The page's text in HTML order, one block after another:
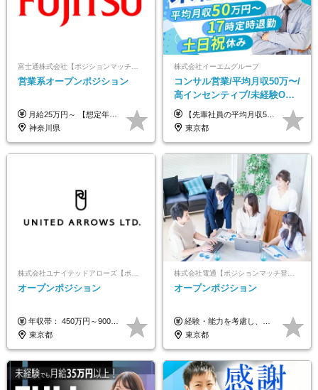
営業系オープンポジション
月給25万円～ 【想定年収】 400万円～1000万円（残業代及び諸手当込） ※ご経験、前年収、ご年齢に応じて決定します。
神奈川県
株式会社イーエムグループ
コンサル営業/平均月収50万〜/
高インセンティブ/未経験OK/
残業なし/4,50代も活躍/ブラン
ク可/面接1回
【先輩社員の平均月収50万円】 月給30万円以上+インセンティブ+その他手当 ※経験・スキルを考慮の上で給与を決定します ※上記には5万円（月20時間分）のみなし残業代と一律手当（営業手当4万円、能力評価手当4万円）を含みます ※上記を超える残業代は別途全額支給します ※試用期間：3ヶ月あり（試用期間中の待遇に差異なし）
東京都
オープンポジション
年収帯： 450万円～900万円 ※経験・スキルを考慮の上、決定します。
東京都
オープンポジション
経験・能力を考慮し、当社規定により決定します。 ▼参考情報 ------------ 年収イメージ：500万～1500万
東京都